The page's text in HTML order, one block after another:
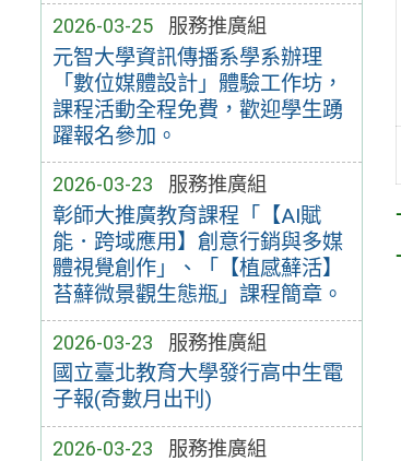
2026-03-25 服務推廣組
元智大學資訊傳播系學系辦理
「數位媒體設計」體驗工作坊，
課程活動全程免費，歡迎學生踴
躍報名參加。
2026-03-23 服務推廣組
彰師大推廣教育課程「【AI賦
能．跨域應用】創意行銷與多媒
體視覺創作」、「【植感蘚活】
苔蘚微景觀生態瓶」課程簡章。
2026-03-23 服務推廣組
國立臺北教育大學發行高中生電
子報(奇數月出刊)
2026-03-23 服務推廣組